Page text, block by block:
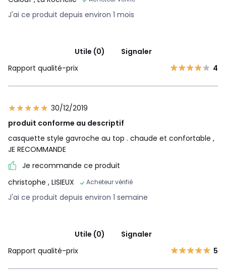
J'ai ce produit depuis environ 1 mois
Utile (0)
Signaler
Rapport qualité-prix
4
30/12/2019
produit conforme au descriptif
casquette style gavroche au top . chaude et confortable ,
JE RECOMMANDE
Je recommande ce produit
christophe , LISIEUX Acheteur vérifié
J'ai ce produit depuis environ 1 semaine
Utile (0)
Signaler
Rapport qualité-prix
5